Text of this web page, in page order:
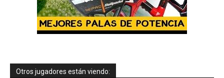
Otros jugadores están viendo: